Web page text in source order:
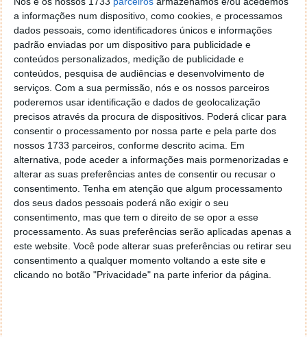
a informações num dispositivo, como cookies, e processamos
dados pessoais, como identificadores únicos e informações
padrão enviadas por um dispositivo para publicidade e
conteúdos personalizados, medição de publicidade e
conteúdos, pesquisa de audiências e desenvolvimento de
serviços. Com a sua permissão, nós e os nossos parceiros
poderemos usar identificação e dados de geolocalização
precisos através da procura de dispositivos. Poderá clicar para
consentir o processamento por nossa parte e pela parte dos
nossos 1733 parceiros, conforme descrito acima. Em
alternativa, pode aceder a informações mais pormenorizadas e
alterar as suas preferências antes de consentir ou recusar o
consentimento. Tenha em atenção que algum processamento
dos seus dados pessoais poderá não exigir o seu
consentimento, mas que tem o direito de se opor a esse
processamento. As suas preferências serão aplicadas apenas a
este website. Você pode alterar suas preferências ou retirar seu
consentimento a qualquer momento voltando a este site e
clicando no botão "Privacidade" na parte inferior da página.
demasiado familiarizado com as baixas margens de
lucro dos fabricantes de automóveis. O principal
engenheiro de software da Apple, Craig Federighi, e o
seu principal designer, Jony Ive, também eram
céticos.
Mas parece quea tentação de um veículo
totalmente autónomo (nível 5), capaz de conduzir
em qualquer lugar sem um humano ao volante, era
demasiado tentadora para ser ignorada.
Em 2015, oplano era lançar um veículo elétricoda
Apple no mercado até 2020 e, com Ive no comando
do estilo, esse veículo estava destinado a ser um
monovolume. Tendo em conta algumas das ideias
que a Apple experimentou, não é de admirar que a
gestação do Projeto Titan se tenha revelado
problemática - ecrãs tácteis que se desdobram do
tejadilho como controladores e microfones externos